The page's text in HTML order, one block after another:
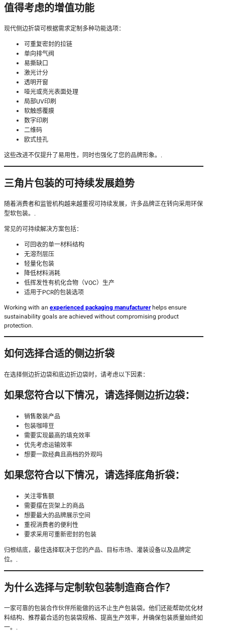
值得考虑的增值功能
现代侧边折袋可根据需求定制多种功能选项：
可重复密封的拉链
单向排气阀
易撕缺口
激光计分
透明开窗
哑光或亮光表面处理
局部UV印刷
软触感覆膜
数字印刷
二维码
欧式挂孔
这些改进不仅提升了易用性，同时也强化了您的品牌形象。.
三角片包装的可持续发展趋势
随着消费者和监管机构越来越重视可持续发展，许多品牌正在转向采用环保
型软包装。.
常见的可持续解决方案包括：
可回收的单一材料结构
无溶剂层压
轻量化包装
降低材料消耗
低挥发性有机化合物（VOC）生产
适用于PCR的包装选项
Working with an experienced packaging manufacturerhelps ensure
sustainability goals are achieved without compromising product
protection.
如何选择合适的侧边折袋
在选择侧边折边袋和底边折边袋时，请考虑以下因素：
如果您符合以下情况，请选择侧边折边袋：
销售散装产品
包装咖啡豆
需要实现最高的填充效率
优先考虑运输效率
想要一款经典且高档的外观吗
如果您符合以下情况，请选择底角折袋：
关注零售额
需要摆在货架上的商品
想要最大的品牌展示空间
重视消费者的便利性
要求采用可重新密封的包装
归根结底，最佳选择取决于您的产品、目标市场、灌装设备以及品牌定
位。.
为什么选择与定制软包装制造商合作？
一家可靠的包装合作伙伴所能做的远不止生产包装袋。他们还能帮助优化材
料结构、推荐最合适的包装袋规格、提高生产效率，并确保包装质量始终如
一。.